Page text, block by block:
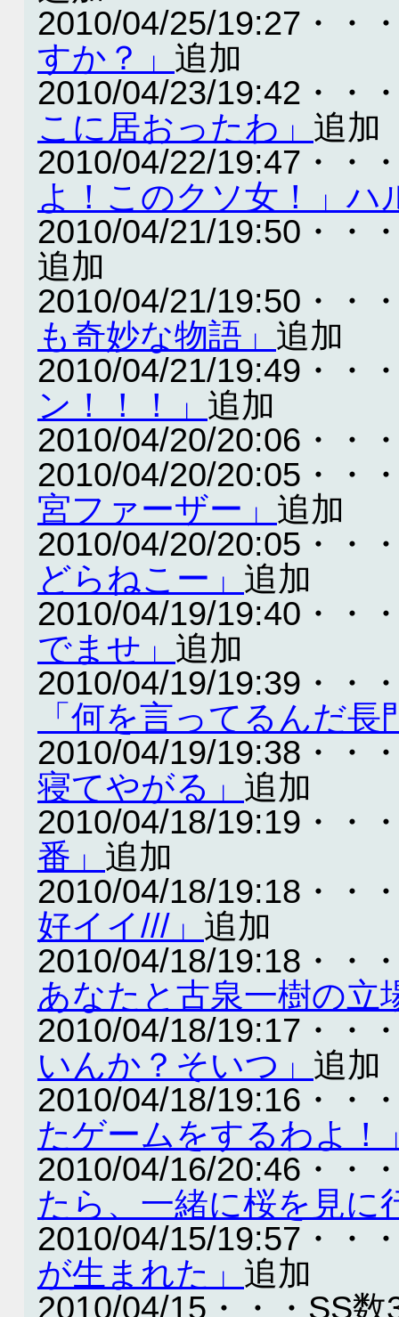
2010/04/25/19:27・・
すか？」 追加
2010/04/23/19:42・・
こに居おったわ」 追加
2010/04/22/19:47・・
よ！このクソ女！」ハ
2010/04/21/19:50・・
追加
2010/04/21/19:50・・
も奇妙な物語」 追加
2010/04/21/19:49・・
ン！！！」 追加
2010/04/20/20:06・・
2010/04/20/20:05・・
宮ファーザー」 追加
2010/04/20/20:05・・
どらねこー」 追加
2010/04/19/19:40・・
でませ」 追加
2010/04/19/19:39・・
「何を言ってるんだ長
2010/04/19/19:38・・
寝てやがる」 追加
2010/04/18/19:19・・
番」 追加
2010/04/18/19:18・・
好イイ///」 追加
2010/04/18/19:18・・
あなたと古泉一樹の立
2010/04/18/19:17・・
いんか？そいつ」 追加
2010/04/18/19:16・・
たゲームをするわよ！
2010/04/16/20:46・・
たら、一緒に桜を見に
2010/04/15/19:57・・
が生まれた」 追加
2010/04/15・・・SS数